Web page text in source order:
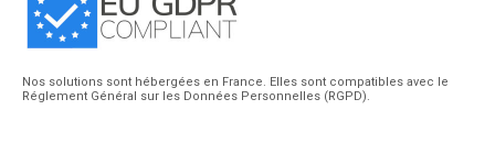
Nos solutions sont hébergées en France. Elles sont compatibles avec le
Réglement Général sur les Données Personnelles (RGPD).